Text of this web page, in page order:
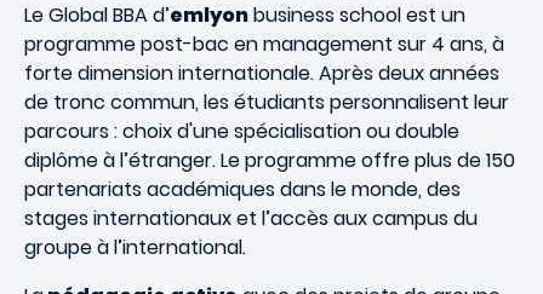
Le Global BBA d’emlyonbusiness school est un
programme post-bac en management sur 4 ans, à
forte dimension internationale. Après deux années
de tronc commun, les étudiants personnalisent leur
parcours : choix d'une spécialisation ou double
diplôme à l’étranger. Le programme offre plus de 150
partenariats académiques dans le monde, des
stages internationaux et l’accès aux campus du
groupe à l’international.